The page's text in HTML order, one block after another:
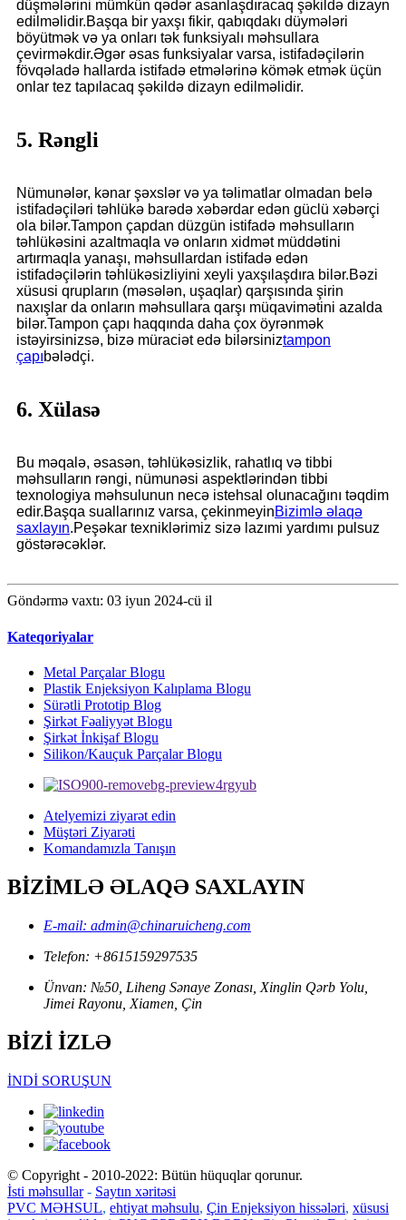
düşmələrini mümkün qədər asanlaşdıracaq şəkildə dizayn
edilməlidir.Başqa bir yaxşı fikir, qabıqdakı düymələri
böyütmək və ya onları tək funksiyalı məhsullara
çevirməkdir.Əgər əsas funksiyalar varsa, istifadəçilərin
fövqəladə hallarda istifadə etmələrinə kömək etmək üçün
onlar tez tapılacaq şəkildə dizayn edilməlidir.
5. Rəngli
Nümunələr, kənar şəxslər və ya təlimatlar olmadan belə
istifadəçiləri təhlükə barədə xəbərdar edən güclü xəbərçi
ola bilər.Tampon çapdan düzgün istifadə məhsulların
təhlükəsini azaltmaqla və onların xidmət müddətini
artırmaqla yanaşı, məhsullardan istifadə edən
istifadəçilərin təhlükəsizliyini xeyli yaxşılaşdıra bilər.Bəzi
xüsusi qrupların (məsələn, uşaqlar) qarşısında şirin
naxışlar da onların məhsullara qarşı müqavimətini azalda
bilər.Tampon çapı haqqında daha çox öyrənmək
istəyirsinizsə, bizə müraciət edə bilərsiniztampon
çapıbələdçi.
6. Xülasə
Bu məqalə, əsasən, təhlükəsizlik, rahatlıq və tibbi
məhsulların rəngi, nümunəsi aspektlərindən tibbi
texnologiya məhsulunun necə istehsal olunacağını təqdim
edir.Başqa suallarınız varsa, çekinmeyinBizimlə əlaqə
saxlayın.Peşəkar texniklərimiz sizə lazımi yardımı pulsuz
göstərəcəklər.
Göndərmə vaxtı: 03 iyun 2024-cü il
Kateqoriyalar
Metal Parçalar Blogu
Plastik Enjeksiyon Kalıplama Blogu
Sürətli Prototip Blog
Şirkət Fəaliyyət Blogu
Şirkət İnkişaf Blogu
Silikon/Kauçuk Parçalar Blogu
Atelyemizi ziyarət edin
Müştəri Ziyarəti
Komandamızla Tanışın
BİZİMLƏ ƏLAQƏ SAXLAYIN
E-mail: admin@chinaruicheng.com
Telefon: +8615159297535
Ünvan: №50, Liheng Sənaye Zonası, Xinglin Qərb Yolu,
Jimei Rayonu, Xiamen, Çin
BİZİ İZLƏ
İNDİ SORUŞUN
© Copyright - 2010-2022: Bütün hüquqlar qorunur.
İsti məhsullar - Saytın xəritəsi
PVC MƏHSUL, ehtiyat məhsulu, Çin Enjeksiyon hissələri, xüsusi